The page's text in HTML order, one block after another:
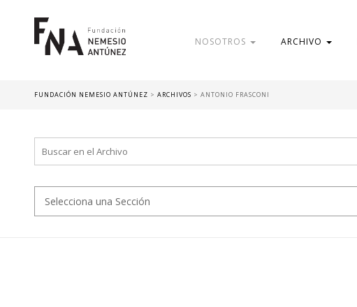
NOSOTROS ARCHIVO
FUNDACIÓN NEMESIO ANTÚNEZ > ARCHIVOS > ANTONIO FRASCONI